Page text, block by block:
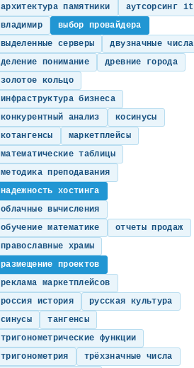
архитектура памятники
аутсорсинг it
владимир
выбор провайдера
выделенные серверы
двузначные числа
деление понимание
древние города
золотое кольцо
инфраструктура бизнеса
конкурентный анализ
косинусы
котангенсы
маркетплейсы
математические таблицы
методика преподавания
надежность хостинга
облачные вычисления
обучение математике
отчеты продаж
православные храмы
размещение проектов
реклама маркетплейсов
россия история
русская культура
синусы
тангенсы
тригонометрические функции
тригонометрия
трёхзначные числа